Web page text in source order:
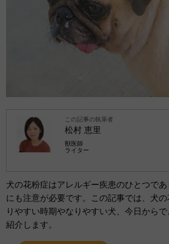
この記事の執筆者
松村 恵里
獣医師
ライター
犬の花粉症はアレルギー疾患のひとつで
にも注意が必要です。この記事では、犬
りやすい時期やなりやすい犬、今日から
紹介します。